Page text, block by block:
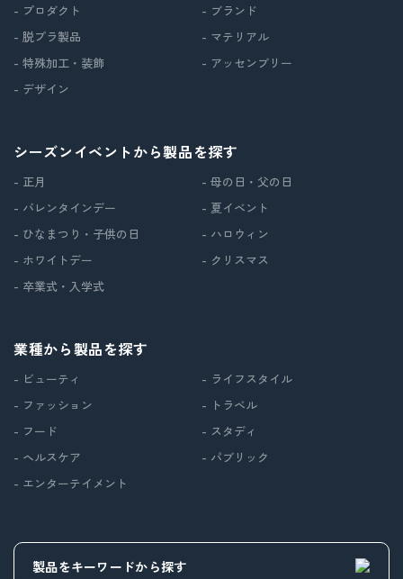
- プロダクト
- 脱プラ製品
- 特殊加工・装飾
- デザイン
- ブランド
- マテリアル
- アッセンブリー
シーズンイベントから製品を探す
- 正月
- バレンタインデー
- ひなまつり・子供の日
- ホワイトデー
- 卒業式・入学式
- 母の日・父の日
- 夏イベント
- ハロウィン
- クリスマス
業種から製品を探す
- ビューティ
- ファッション
- フード
- ヘルスケア
- エンターテイメント
- ライフスタイル
- トラベル
- スタディ
- パブリック